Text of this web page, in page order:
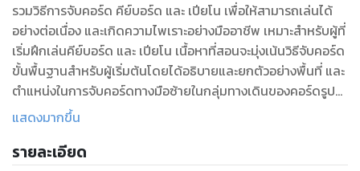
รวมวิธีการจับคอร์ด คีย์บอร์ด และ เปียโน เพื่อให้สามารถเล่นได้
อย่างต่อเนื่อง และเกิดความไพเราะอย่างมืออาชีพ เหมาะสำหรับผู้ที่
เริ่มฝึกเล่นคีย์บอร์ด และ เปียโน เนื้อหาที่สอนจะมุ่งเน้นวิธีจับคอร์ด
ขั้นพื้นฐานสำหรับผู้เริ่มต้นโดยได้อธิบายและยกตัวอย่างพื้นที่ และ
ตำแหน่งในการจับคอร์ดทางมือซ้ายในกลุ่มทางเดินของคอร์ดรูป
แบบต่างๆ เพื่อให้จับคอร์ดได้ถูกต้อง ซึ่งจะทำให้การเล่นมีความต่อ
แสดงมากขึ้น
รายละเอียด